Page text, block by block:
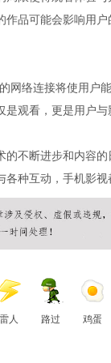
品可能会影响用
网络连接将使用户
观看，更是用户与
不断进步和内容
种互动，手机影视
雷人 路过 鸡蛋